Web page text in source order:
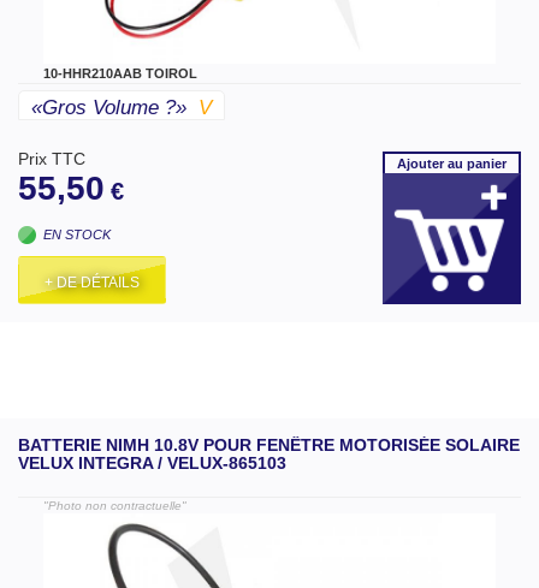
10-HHR210AAB TOIROL
«gros Volume ?» V
Prix TTC
55,50 €
EN STOCK
+ DE DÉTAILS
Ajouterau panier
BATTERIE NIMH 10.8V POUR FENÊTRE MOTORISÉE SOLAIRE
VELUX INTEGRA / VELUX-865103
"Photo non contractuelle"